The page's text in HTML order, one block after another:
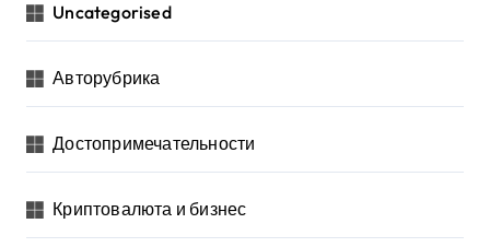
Uncategorised
Авторубрика
Достопримечательности
Криптовалюта и бизнес